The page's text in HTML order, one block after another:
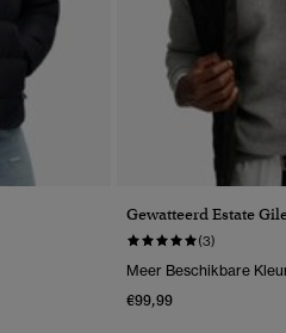
Gewatteerd Estate
(3)
Meer Beschikbare
€99,99